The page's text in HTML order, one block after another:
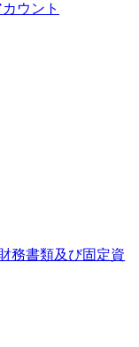
ウント
務書類及び固定資